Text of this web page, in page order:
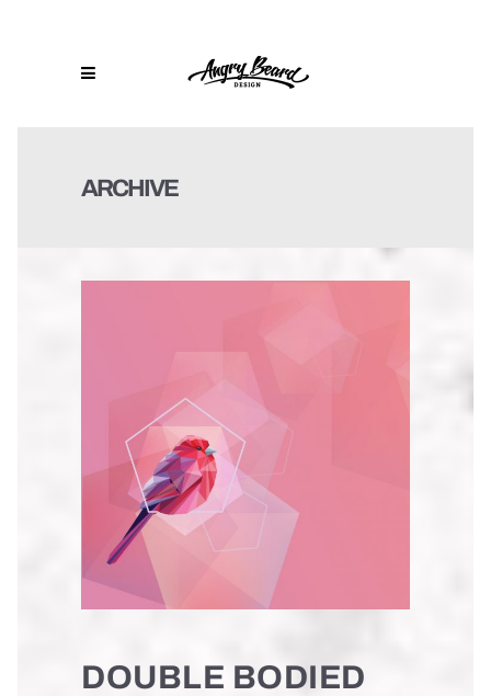
ARCHIVE
DOUBLE BODIED